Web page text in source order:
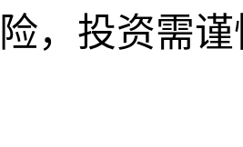
，投资需